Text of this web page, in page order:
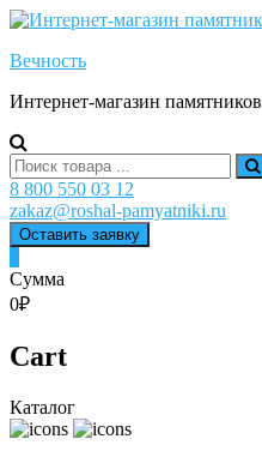
Skip
content
Вечность
Интернет-магазин памятников
Search
for:
8 800 550 03 12
zakaz@roshal-pamyatniki.ru
Оставить заявку
Сумма
0₽
Cart
Каталог